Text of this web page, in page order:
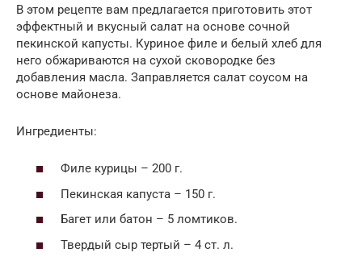
В этом рецепте вам предлагается приготовить этот
эффектный и вкусный салат на основе сочной
пекинской капусты. Куриное филе и белый хлеб для
него обжариваются на сухой сковородке без
добавления масла. Заправляется салат соусом на
основе майонеза.
Ингредиенты:
Филе курицы – 200 г.
Пекинская капуста – 150 г.
Багет или батон – 5 ломтиков.
Твердый сыр тертый – 4 ст. л.